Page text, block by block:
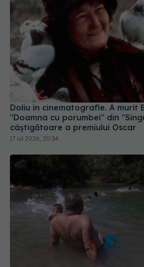
Doliu în cinematografie. A murit
"Doamna cu porumbei" din
câștigătoare a premiului Oscar
17 iul 2026, 20:34